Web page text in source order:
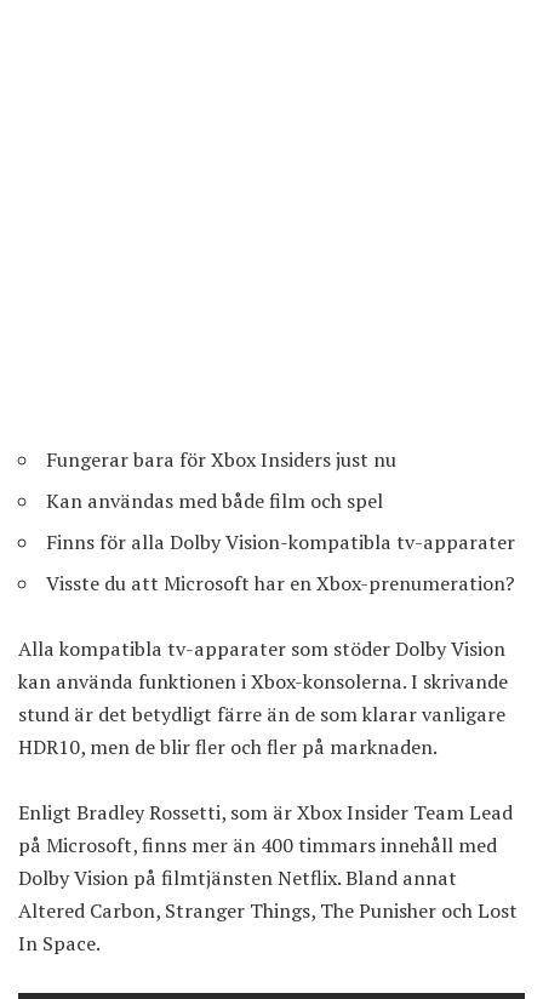
Fungerar bara för Xbox Insiders just nu
Kan användas med både film och spel
Finns för alla Dolby Vision-kompatibla tv-apparater
Visste du att Microsoft har en Xbox-prenumeration?
Alla kompatibla tv-apparater som stöder Dolby Vision
kan använda funktionen i Xbox-konsolerna. I skrivande
stund är det betydligt färre än de som klarar vanligare
HDR10, men de blir fler och fler på marknaden.
Enligt Bradley Rossetti, som är Xbox Insider Team Lead
på Microsoft, finns mer än 400 timmars innehåll med
Dolby Vision på filmtjänsten Netflix. Bland annat
Altered Carbon, Stranger Things, The Punisher och Lost
In Space.